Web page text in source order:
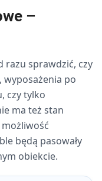
–
sprawdzić, czy
, wyposażenia po
, czy tylko
ma też stan
możliwość
będą pasowały
obiekcie.